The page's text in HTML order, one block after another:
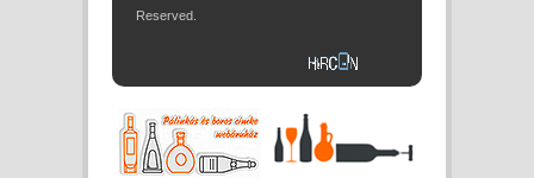
Reserved.